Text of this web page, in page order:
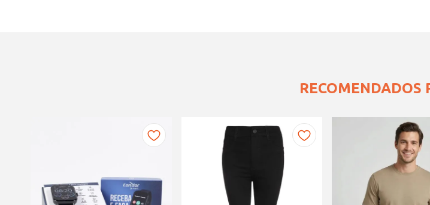
RECOMENDADOS